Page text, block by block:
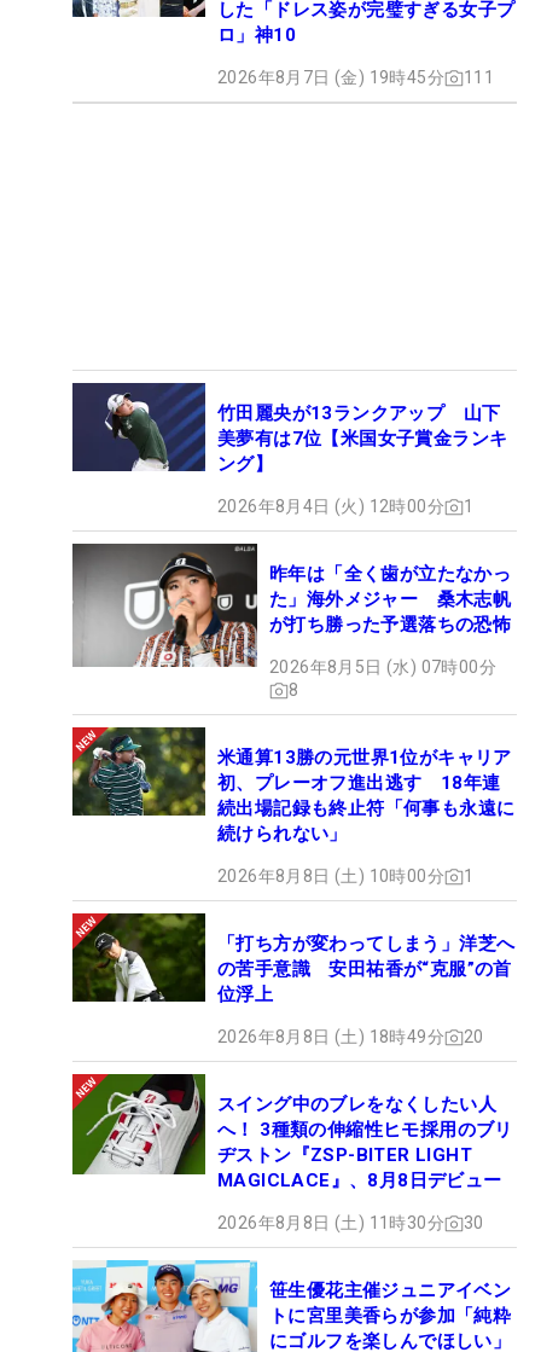
した「ドレス姿が完璧すぎる女子プ
ロ」神10
2026年8月7日 (金) 19時45分 111
竹田麗央が13ランクアップ 山下
美夢有は7位【米国女子賞金ランキ
ング】
2026年8月4日 (火) 12時00分 1
昨年は「全く歯が立たなかっ
た」海外メジャー 桑木志帆
が打ち勝った予選落ちの恐怖
2026年8月5日 (水) 07時00分
8
米通算13勝の元世界1位がキャリア
初、プレーオフ進出逃す 18年連
続出場記録も終止符「何事も永遠に
続けられない」
2026年8月8日 (土) 10時00分 1
「打ち方が変わってしまう」洋芝へ
の苦手意識 安田祐香が“克服”の首
位浮上
2026年8月8日 (土) 18時49分 20
スイング中のブレをなくしたい人
へ！ 3種類の伸縮性ヒモ採用のブリ
ヂストン『ZSP-BITER LIGHT
MAGICLACE』、8月8日デビュー
2026年8月8日 (土) 11時30分 30
笹生優花主催ジュニアイベン
トに宮里美香らが参加「純粋
にゴルフを楽しんでほしい」